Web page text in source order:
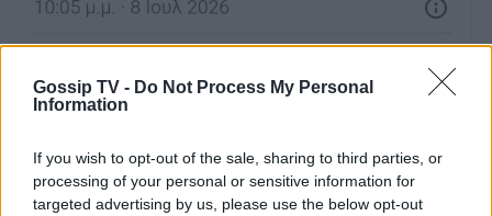
Gossip TV - Do Not Process My Personal
Information
If you wish to opt-out of the sale, sharing to third parties, or
processing of your personal or sensitive information for
targeted advertising by us, please use the below opt-out